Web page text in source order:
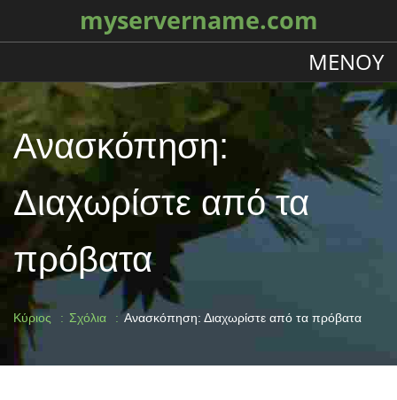
myservername.com
ΜΕΝΟΎ
Ανασκόπηση:
Διαχωρίστε από τα
πρόβατα
Κύριος Σχόλια Ανασκόπηση: Διαχωρίστε από τα πρόβατα